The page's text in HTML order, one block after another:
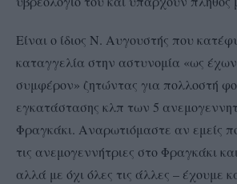
Είναι ο ίδιος Ν. Αυγουστής που
καταγγελία στην αστυνομία «ως
συμφέρον» ζητώντας για πολλοστή
εγκατάστασης κλπ των 5
Φραγκάκι. Αναρωτιόμαστε αν εμείς
τις ανεμογεννήτριες στο Φραγκάκι
αλλά με όχι όλες τις άλλες – έχουμε